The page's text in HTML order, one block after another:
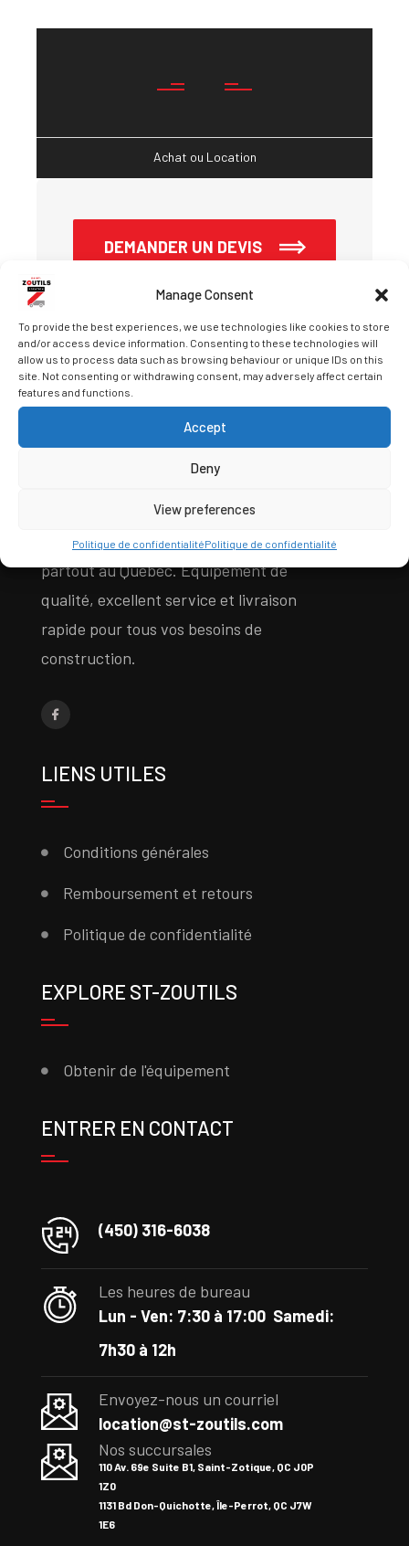
Manage Consent
To provide the best experiences, we use technologies like cookies to store
and/or access device information. Consenting to these technologies will
allow us to process data such as browsing behaviour or unique IDs on this
site. Not consenting or withdrawing consent, may adversely affect certain
features and functions.
Accept
Deny
View preferences
Politique de confidentialitéPolitique de confidentialité
Achat ou Location
DEMANDER UN DEVIS
À PROPOS DE SAINT-ZOUTILS
Location et vente d’outils fiables
partout au Québec. Équipement de
qualité, excellent service et livraison
rapide pour tous vos besoins de
construction.
LIENS UTILES
Conditions générales
Remboursement et retours
Politique de confidentialité
EXPLORE ST-ZOUTILS
Obtenir de l'équipement
ENTRER EN CONTACT
(450) 316-6038
Les heures de bureau
Lun - Ven: 7:30 à 17:00 Samedi:
7h30 à 12h
Envoyez-nous un courriel
location@st-zoutils.com
Nos succursales
110 Av. 69e Suite B1, Saint-Zotique, QC J0P
1Z0
1131 Bd Don-Quichotte, Île-Perrot, QC J7W
1E6